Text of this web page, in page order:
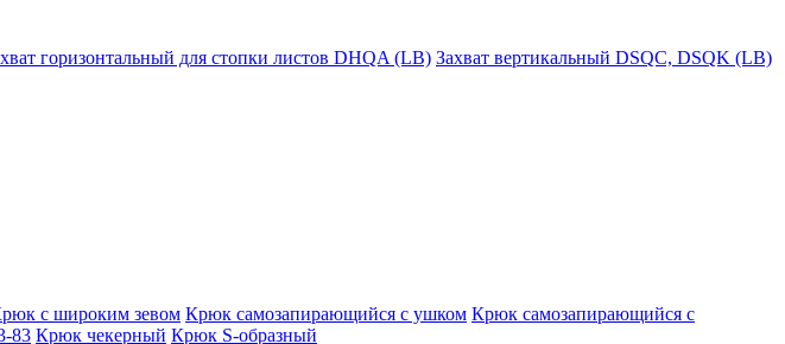
горизонтальный для стопки листов DHQA (LB) Захват вертикальный DSQC, DSQK (LB)
с широким зевом Крюк самозапирающийся с ушком Крюк самозапирающийся с
83 Крюк чекерный Крюк S-образный